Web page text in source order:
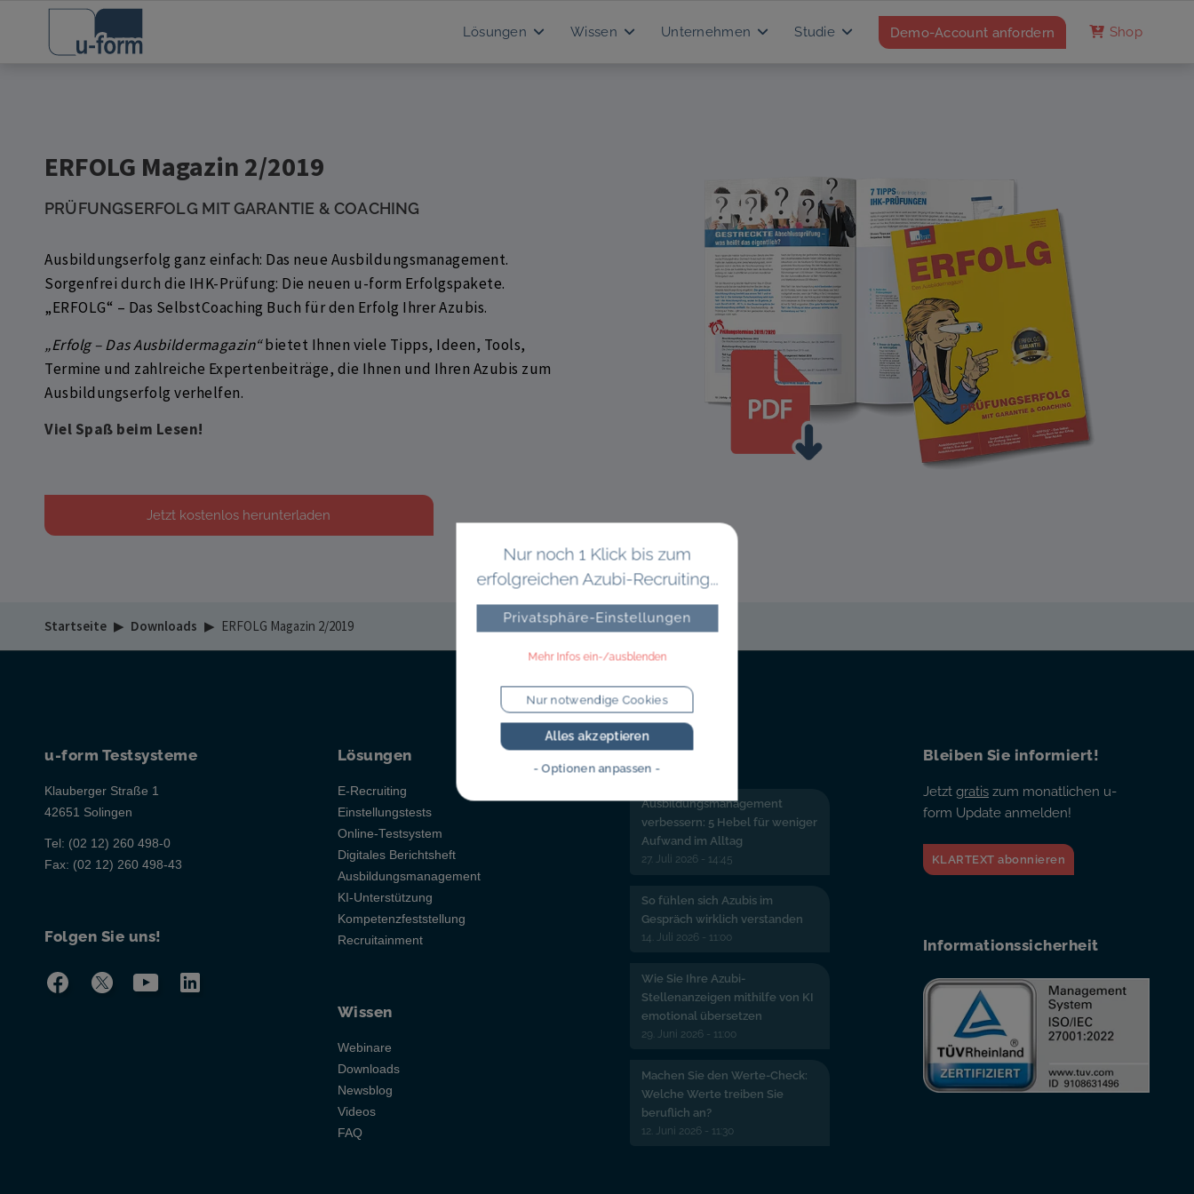
Lösungen Wissen Unternehmen Studie Demo-Account anfordern Shop
ERFOLG Magazin 2/2019
PRÜFUNGSERFOLG MIT GARANTIE & COACHING
Ausbildungserfolg ganz einfach: Das neue Ausbildungsmanagement.
Sorgenfrei durch die IHK-Prüfung: Die neuen u-form Erfolgspakete.
„ERFOLG“ – Das SelbstCoaching Buch für den Erfolg Ihrer Azubis.
„Erfolg – Das Ausbildermagazin“bietet Ihnen viele Tipps, Ideen, Tools,
Termine und zahlreiche Expertenbeiträge, die Ihnen und Ihren Azubis zum
Ausbildungserfolg verhelfen.
Viel Spaß beim Lesen!
Jetzt kostenlos herunterladen
Startseite ▶ Downloads ▶ ERFOLG Magazin 2/2019
u-form Testsysteme
Klauberger Straße 1
42651 Solingen
Tel: (02 12) 260 498-0
Fax: (02 12) 260 498-43
Folgen Sie uns!
Lösungen
E-Recruiting
Einstellungstests
Online-Testsystem
Digitales Berichtsheft
Ausbildungsmanagement
KI-Unterstützung
Kompetenzfeststellung
Recruitainment
Wissen
Webinare
Downloads
Newsblog
Videos
FAQ
Newsblog
Ausbildungsmanagement
verbessern: 5 Hebel für weniger
Aufwand im Alltag
27. Juli 2026 - 14:45
So fühlen sich Azubis im
Gespräch wirklich verstanden
14. Juli 2026 - 11:00
Wie Sie Ihre Azubi-
Stellenanzeigen mithilfe von KI
emotional übersetzen
29. Juni 2026 - 11:00
Machen Sie den Werte-Check:
Welche Werte treiben Sie
beruflich an?
12. Juni 2026 - 11:30
Bleiben Sie informiert!
Jetzt gratiszum monatlichen u-
form Update anmelden!
KLARTEXT abonnieren
Informationssicherheit
Nur noch 1 Klick bis zum
erfolgreichen Azubi-Recruiting...
Privatsphäre-Einstellungen
Mehr Infos ein-/ausblenden
Nur notwendige Cookies
Alles akzeptieren
- Optionen anpassen -